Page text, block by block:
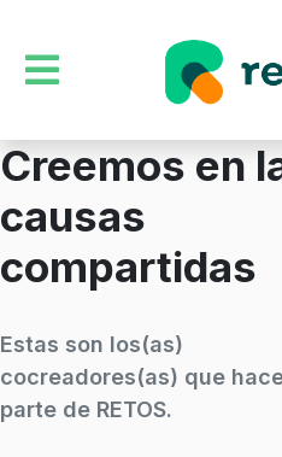
Creemos en
causas
compartidas
Estas son los(as)
cocreadores(as) que
parte de RETOS.